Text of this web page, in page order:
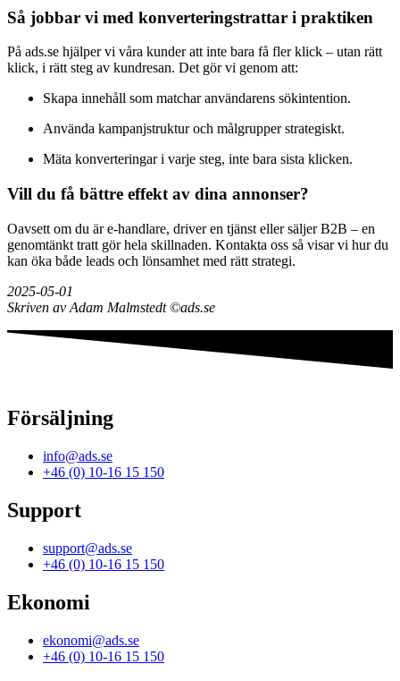
Så jobbar vi med konverteringstrattar i praktiken
På ads.se hjälper vi våra kunder att inte bara få fler klick – utan rätt
klick, i rätt steg av kundresan. Det gör vi genom att:
Skapa innehåll som matchar användarens sökintention.
Använda kampanjstruktur och målgrupper strategiskt.
Mäta konverteringar i varje steg, inte bara sista klicken.
Vill du få bättre effekt av dina annonser?
Oavsett om du är e-handlare, driver en tjänst eller säljer B2B – en
genomtänkt tratt gör hela skillnaden. Kontakta oss så visar vi hur du
kan öka både leads och lönsamhet med rätt strategi.
2025-05-01
Skriven av Adam Malmstedt ©ads.se
Försäljning
info@ads.se
+46 (0) 10-16 15 150
Support
support@ads.se
+46 (0) 10-16 15 150
Ekonomi
ekonomi@ads.se
+46 (0) 10-16 15 150